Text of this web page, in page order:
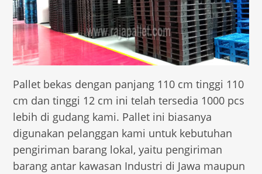
Pallet bekas dengan panjang 110 cm tinggi 110
cm dan tinggi 12 cm ini telah tersedia 1000 pcs
lebih di gudang kami. Pallet ini biasanya
digunakan pelanggan kami untuk kebutuhan
pengiriman barang lokal, yaitu pengiriman
barang antar kawasan Industri di Jawa maupun